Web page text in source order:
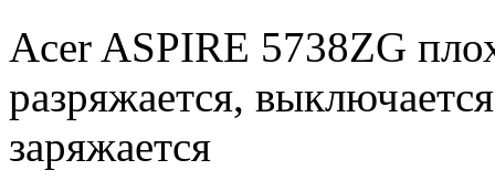
Acer ASPIRE 5738ZG
разряжается,
заряжается